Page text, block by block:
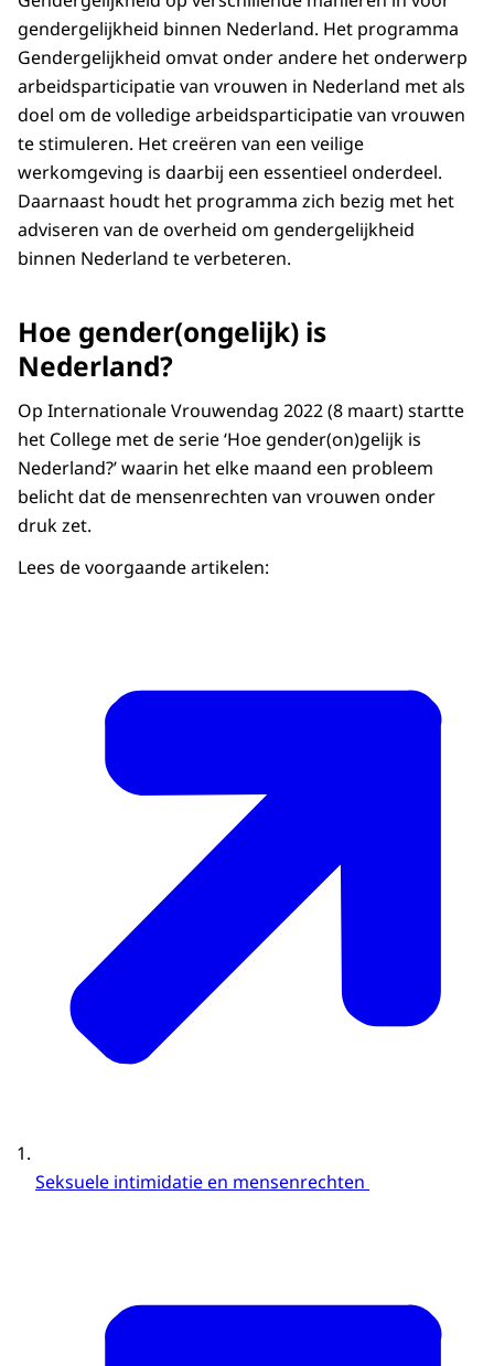
gendergelijkheid binnen Nederland. Het programma
Gendergelijkheid omvat onder andere het onderwerp
arbeidsparticipatie van vrouwen in Nederland met als
doel om de volledige arbeidsparticipatie van vrouwen
te stimuleren. Het creëren van een veilige
werkomgeving is daarbij een essentieel onderdeel.
Daarnaast houdt het programma zich bezig met het
adviseren van de overheid om gendergelijkheid
binnen Nederland te verbeteren.
Hoe gender(ongelijk) is
Nederland?
Op Internationale Vrouwendag 2022 (8 maart) startte
het College met de serie ‘Hoe gender(on)gelijk is
Nederland?’ waarin het elke maand een probleem
belicht dat de mensenrechten van vrouwen onder
druk zet.
Lees de voorgaande artikelen:
Seksuele intimidatie en mensenrechten